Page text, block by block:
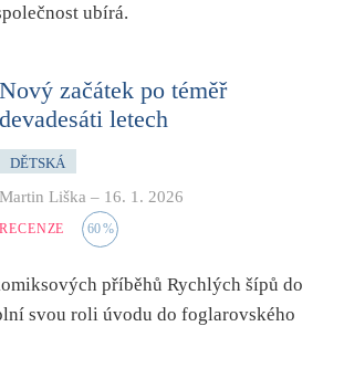
satira
vyloučení
pověst
r. 1890)
ubírá.
Nový začátek po téměř
devadesáti letech
DĚTSKÁ
Martin Liška – 16. 1. 2026
RECENZE 60%
příběhů Rychlých šípů do
svou roli úvodu do foglarovského